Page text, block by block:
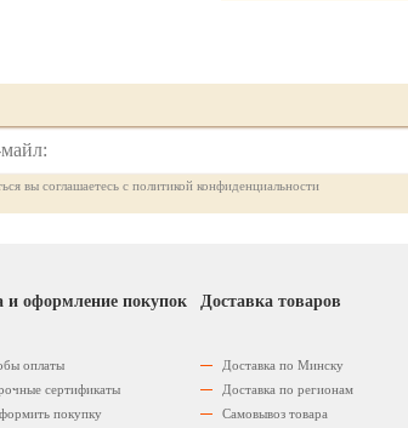
вы соглашаетесь с политикой конфиденциальности
и оформление покупок
оплаты
сертификаты
покупку
Доставка товаров
Доставка по Минску
Доставка по регионам
Самовывоз товара